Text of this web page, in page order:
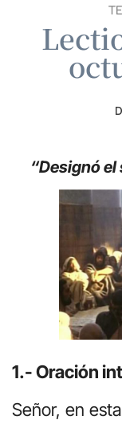
“Designó
1.- Oración
Señor, en